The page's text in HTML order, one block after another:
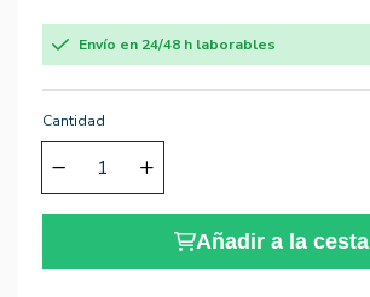
Envío en 24/48 h laborables
Cantidad
Añadir a la cesta